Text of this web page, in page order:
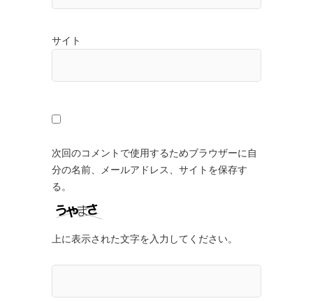
サイト
次回のコメントで使用するためブラウザーに自
分の名前、メールアドレス、サイトを保存す
る。
上に表示された文字を入力してください。